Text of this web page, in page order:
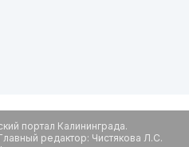
портал Калининграда.
редактор: Чистякова Л.С.